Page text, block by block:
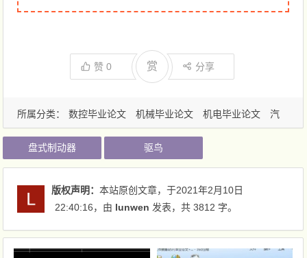
赞0 赏 分享
所属分类： 数控毕业论文 机械毕业论文 机电毕业论文
汽
盘式制动器
驱鸟
版权声明：本站原创文章，于2021年2月10日
22:40:16，由 lunwen 发表，共 3812 字。